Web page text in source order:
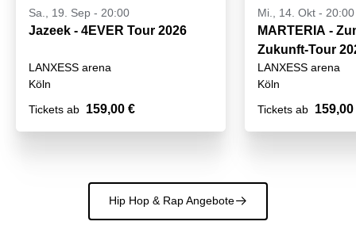
Sa., 19. Sep - 20:00
Jazeek - 4EVER Tour 2026
LANXESS arena
Köln
Tickets ab 159,00 €
Mi., 14. Okt - 20:00
MARTERIA -
Zukunft-Tour
LANXESS arena
Köln
Tickets ab 159,00
Hip Hop & Rap Angebote􀄫